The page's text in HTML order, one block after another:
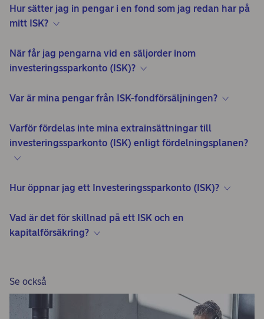
Hur sätter jag in pengar i en fond som jag redan har på
mitt ISK?
När får jag pengarna vid en säljorder inom
investeringssparkonto (ISK)?
Var är mina pengar från ISK-fondförsäljningen?
Varför fördelas inte mina extrainsättningar till
investeringssparkonto (ISK) enligt fördelningsplanen?
Hur öppnar jag ett Investeringssparkonto (ISK)?
Vad är det för skillnad på ett ISK och en
kapitalförsäkring?
Se också